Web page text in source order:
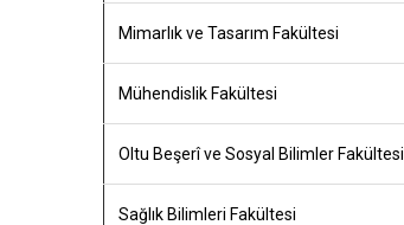
Mimarlık ve Tasarım Fakültesi
Mühendislik Fakültesi
Oltu Beşerî ve Sosyal Bilimler Fakültesi
Sağlık Bilimleri Fakültesi